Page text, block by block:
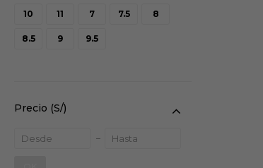
10 11 7 7.5 8
8.5 9 9.5
Precio (S/)